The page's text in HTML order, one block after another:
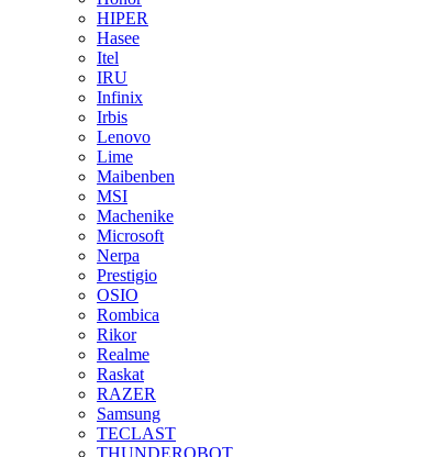
HIPER
Hasee
Itel
IRU
Infinix
Irbis
Lenovo
Lime
Maibenben
MSI
Machenike
Microsoft
Nerpa
Prestigio
OSIO
Rombica
Rikor
Realme
Raskat
RAZER
Samsung
TECLAST